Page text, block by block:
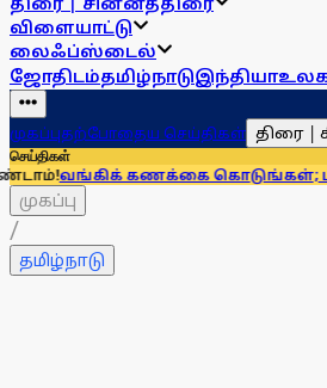
விளையாட்டு
லைஃப்ஸ்டைல்
ஜோதிடம்தமிழ்நாடுஇந்தியா
முகப்புதற்போதைய செய்திகள் திரை |
செய்திகள்
கணக்கை கொடுங்கள்; பணம்
முகப்பு
/
தமிழ்நாடு